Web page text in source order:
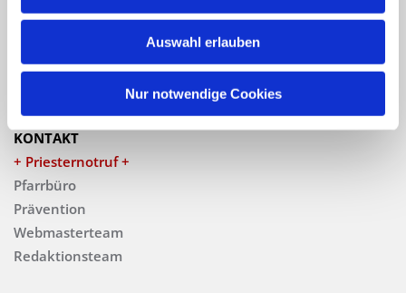
Auswahl erlauben
Nur notwendige Cookies
Gottesdienste
KONTAKT
+ Priesternotruf +
Pfarrbüro
Prävention
Webmasterteam
Redaktionsteam